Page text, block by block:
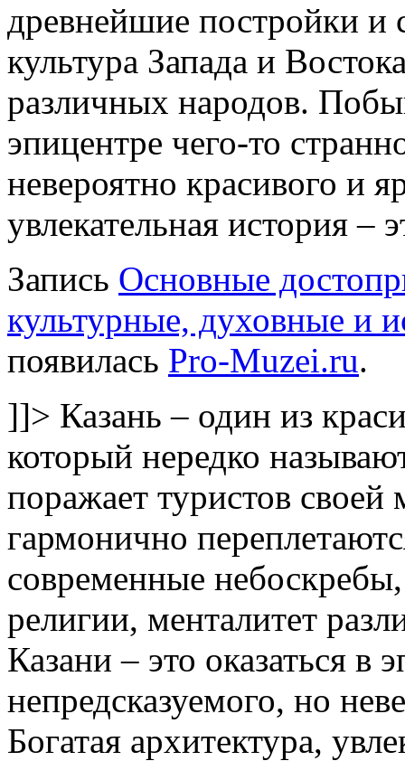
древнейшие постройки и
культура Запада и
различных народов.
эпицентре чего-то
невероятно красивого и
увлекательная история –
Запись Основные
культурные, духовные и
появилась Pro-Muzei.ru.
]]> Казань – один из
который нередко
поражает туристов
гармонично
современные
религии, менталитет
Казани – это оказаться в
непредсказуемого, но
Богатая архитектура,